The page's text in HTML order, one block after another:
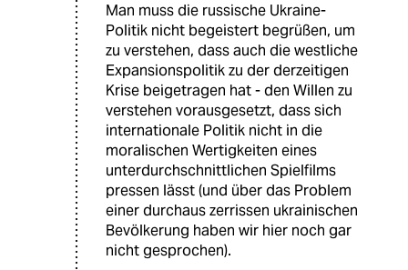
Man muss die russische Ukraine-
Politik nicht begeistert begrüßen, um
zu verstehen, dass auch die westliche
Expansionspolitik zu der derzeitigen
Krise beigetragen hat - den Willen zu
verstehen vorausgesetzt, dass sich
internationale Politik nicht in die
moralischen Wertigkeiten eines
unterdurchschnittlichen Spielfilms
pressen lässt (und über das Problem
einer durchaus zerrissen ukrainischen
Bevölkerung haben wir hier noch gar
nicht gesprochen).